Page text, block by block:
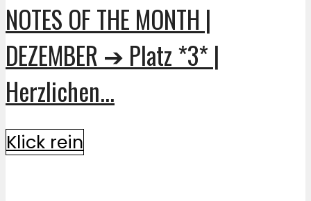
NOTES OF THE MONTH |
DEZEMBER ➔ Platz *3* |
Herzlichen...
Klick rein